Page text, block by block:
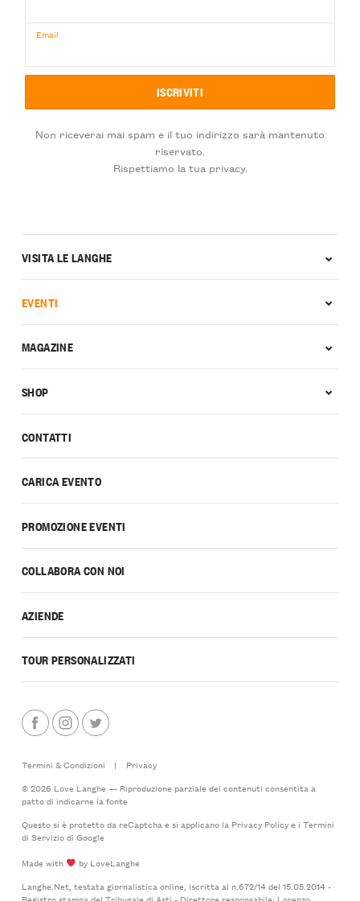
Email
Non riceverai mai spam e il tuo indirizzo sarà mantenuto
riservato.
Rispettiamo la tua privacy.
CONTATTI
CARICA EVENTO
PROMOZIONE EVENTI
COLLABORA CON NOI
AZIENDE
TOUR PERSONALIZZATI
VISITA LE LANGHE
EVENTI
MAGAZINE
SHOP
Termini & Condizioni |
Privacy
© 2026 Love Langhe — Riproduzione parziale dei contenuti consentita a
patto di indicarne la fonte
Questo si è protetto da reCaptcha e si applicano la Privacy Policye i Termini
di Serviziodi Google
Made with
by LoveLanghe
Langhe.Net, testata giornalistica online, iscritta al n.672/14 del 15.05.2014 -